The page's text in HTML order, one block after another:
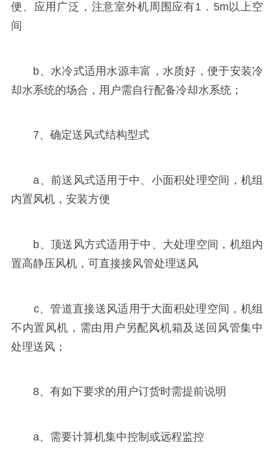
便、应用广泛，注意室外机周围应有1．5m以上空
间
b、水冷式适用水源丰富，水质好，便于安装冷
却水系统的场合，用户需自行配备冷却水系统；
7、确定送风式结构型式
a、前送风式适用于中、小面积处理空间，机组
内置风机，安装方便
b、顶送风方式适用于中、大处理空间，机组内
置高静压风机，可直接接风管处理送风
c、管道直接送风适用于大面积处理空间，机组
不内置风机，需由用户另配风机箱及送回风管集中
处理送风；
8、有如下要求的用户订货时需提前说明
a、需要计算机集中控制或远程监控